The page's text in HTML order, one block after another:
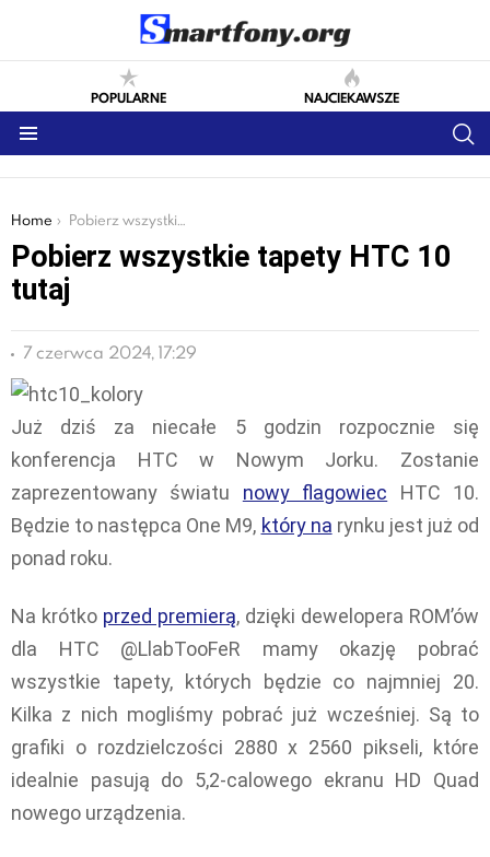
POPULARNE NAJCIEKAWSZE
You are here:
Home Pobierz wszystkie tapety HTC 10 tutaj
Pobierz wszystkie tapety HTC 10
tutaj
7 czerwca 2024, 17:29
Już dziś za niecałe 5 godzin rozpocznie się
konferencja HTC w Nowym Jorku. Zostanie
zaprezentowany światu nowy flagowiec HTC 10.
Będzie to następca One M9, który na rynku jest już od
ponad roku.
Na krótko przed premierą, dzięki dewelopera ROM’ów
dla HTC @LlabTooFeR mamy okazję pobrać
wszystkie tapety, których będzie co najmniej 20.
Kilka z nich mogliśmy pobrać już wcześniej. Są to
grafiki o rozdzielczości 2880 x 2560 pikseli, które
idealnie pasują do 5,2-calowego ekranu HD Quad
nowego urządzenia.